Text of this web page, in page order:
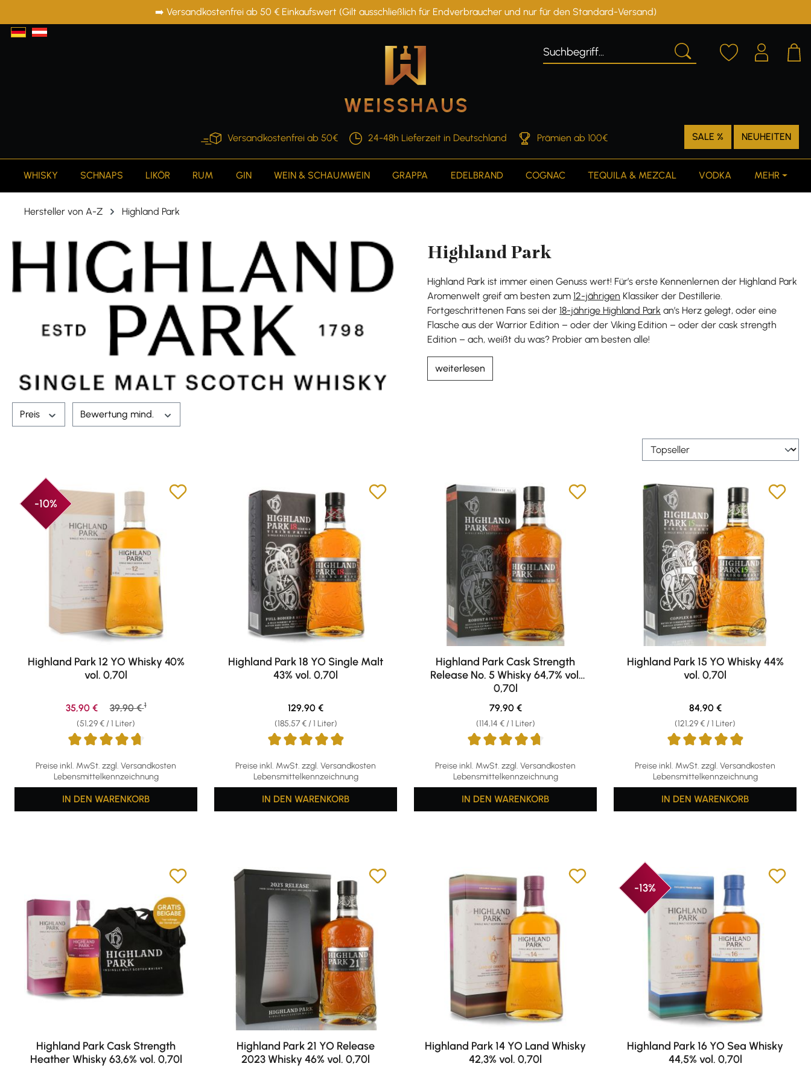
Zur Hauptnavigation springen➡️ Versandkostenfrei ab 50 € Einkaufswert (Gilt ausschließlich für Endverbraucher und nur für den Standard-Versand)
Versandkostenfrei ab 50€ 24-48h Lieferzeit in Deutschland Prämien ab 100€ SALE % NEUHEITEN
WHISKY SCHNAPS LIKÖR RUM GIN WEIN & SCHAUMWEIN GRAPPA EDELBRAND COGNAC TEQUILA & MEZCAL VODKA MEHR
Hersteller von A-Z Highland Park
Highland Park
Highland Park ist immer einen Genuss wert! Für’s erste Kennenlernen der Highland Park
Aromenwelt greif am besten zum 12-jährigen Klassiker der Destillerie.
Fortgeschrittenen Fans sei der 18-jährige Highland Park an’s Herz gelegt, oder eine
Flasche aus der Warrior Edition – oder der Viking Edition – oder der cask strength
Edition – ach, weißt du was? Probier am besten alle!
weiterlesen
Preis Bewertung mind.
-10%
Highland Park 12 YO Whisky 40%
vol. 0,70l
Preise inkl. MwSt. zzgl. Versandkosten
Lebensmittelkennzeichnung
(51,29 € / 1 Liter)
Verkaufspreis:
35,90 € Regulärer Preis:
39,90 € 1
IN DEN WARENKORB
Highland Park 18 YO Single Malt
43% vol. 0,70l
Preise inkl. MwSt. zzgl. Versandkosten
Lebensmittelkennzeichnung
(185,57 € / 1 Liter)
Regulärer Preis:
129,90 €
IN DEN WARENKORB
Highland Park Cask Strength
Release No. 5 Whisky 64,7% vol.
0,70l
Preise inkl. MwSt. zzgl. Versandkosten
Lebensmittelkennzeichnung
(114,14 € / 1 Liter)
Regulärer Preis:
79,90 €
IN DEN WARENKORB
Highland Park 15 YO Whisky 44%
vol. 0,70l
Preise inkl. MwSt. zzgl. Versandkosten
Lebensmittelkennzeichnung
(121,29 € / 1 Liter)
Regulärer Preis:
84,90 €
IN DEN WARENKORB
Highland Park Cask Strength
Heather Whisky 63,6% vol. 0,70l
Highland Park 21 YO Release
2023 Whisky 46% vol. 0,70l
Highland Park 14 YO Land Whisky
42,3% vol. 0,70l
-13%
Highland Park 16 YO Sea Whisky
44,5% vol. 0,70l